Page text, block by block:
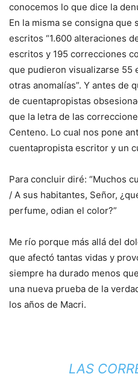
conocemos lo que dice la
En la misma se consigna que
escritos “1.600 alteraciones
escritos y 195 correcciones
que pudieron visualizarse 55
otras anomalías”. Y antes de
de cuentapropistas
que la letra de las
Centeno. Lo cual nos pone
cuentapropista escritor y un
Para concluir diré: “Muchos
/ A sus habitantes, Señor,
perfume, odian el color?”
Me río porque más allá del
que afectó tantas vidas y
siempre ha durado menos
una nueva prueba de la
los años de Macri.
LAS